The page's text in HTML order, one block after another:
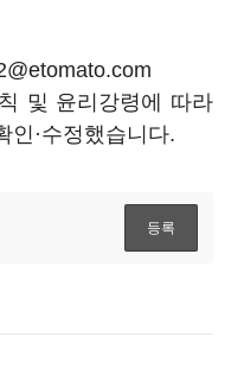
및 윤리강령에 따라
인·수정했습니다.